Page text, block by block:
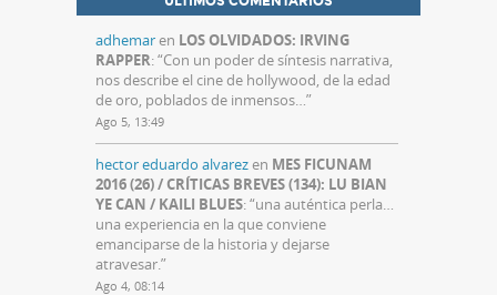
adhemaren LOS OLVIDADOS: IRVING
RAPPER: “Con un poder de síntesis narrativa,
nos describe el cine de hollywood, de la edad
de oro, poblados de inmensos…”
Ago 5, 13:49
hector eduardo alvarezen MES FICUNAM
2016 (26) / CRÍTICAS BREVES (134): LU BIAN
YE CAN / KAILI BLUES: “una auténtica perla…
una experiencia en la que conviene
emanciparse de la historia y dejarse
atravesar.”
Ago 4, 08:14